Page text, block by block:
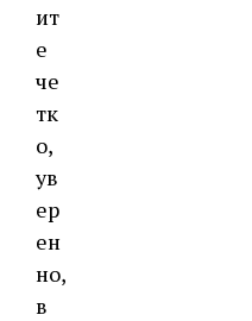
ит
е
че
тк
о,
ув
ер
ен
но,
в